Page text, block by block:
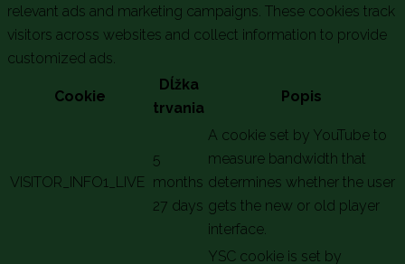
relevant ads and marketing campaigns. These cookies track
visitors across websites and collect information to provide
customized ads.
Cookie
Dĺžka
trvania
Popis
VISITOR_INFO1_LIVE
5
months
27 days
A cookie set by YouTube to
measure bandwidth that
determines whether the user
gets the new or old player
interface.
YSC cookie is set by